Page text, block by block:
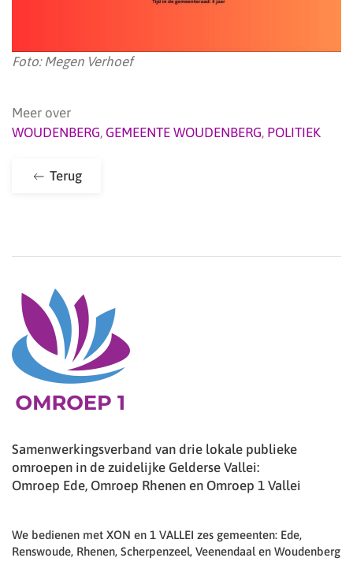
Foto: Megen Verhoef
Meer over
WOUDENBERG, GEMEENTE WOUDENBERG, POLITIEK
Terug
Samenwerkingsverband van drie lokale publieke
omroepen in de zuidelijke Gelderse Vallei:
Omroep Ede, Omroep Rhenen en Omroep 1 Vallei
We bedienen met XON en 1 VALLEI zes gemeenten: Ede,
Renswoude, Rhenen, Scherpenzeel, Veenendaal en Woudenberg